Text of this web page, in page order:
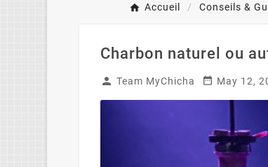
Accueil Conseils &
Charbon naturel ou
 Team MyChicha  May 12,